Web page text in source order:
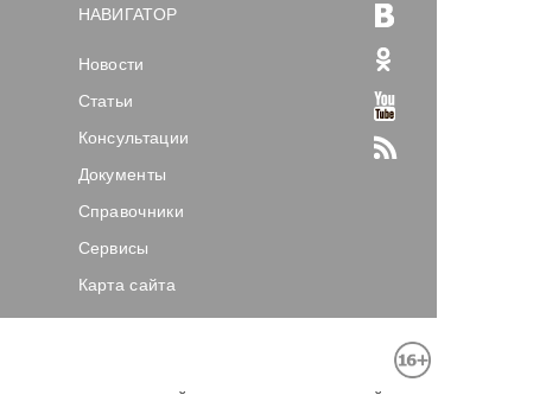
НАВИГАТОР
Новости
Статьи
Консультации
Документы
Справочники
Сервисы
Карта сайта